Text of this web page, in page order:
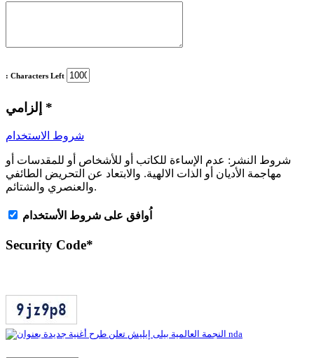
: Characters Left
*
شروط الاستخدام
شروط النشر: عدم الإساءة للكاتب أو للأشخاص أو للمقدسات أو
مهاجمة الأديان أو الذات الالهية. والابتعاد عن التحريض الطائفي
والعنصري والشتائم.
اُوافق على شروط الأستخدام
Security Code*